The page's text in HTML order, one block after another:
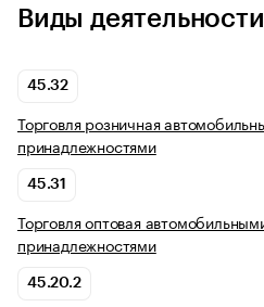
Виды деятельности
45.32
Торговля розничная
принадлежностями
45.31
Торговля оптовая
принадлежностями
45.20.2